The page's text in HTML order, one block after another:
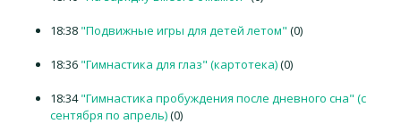
18:38 "Подвижные игры для детей летом" (0)
18:36 "Гимнастика для глаз" (картотека)(0)
18:34 "Гимнастика пробуждения после дневного сна" (с
сентября по апрель)(0)